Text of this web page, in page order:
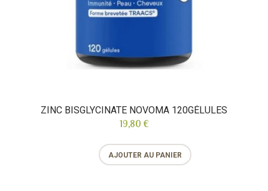
ZINC BISGLYCINATE NOVOMA 120GÉLULES
19,80 €
AJOUTER AU PANIER